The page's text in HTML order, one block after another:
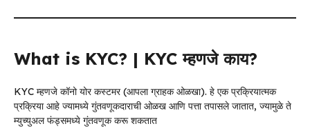
What is KYC? | KYC म्हणजे काय?
KYC म्हणजे कॉनो योर कस्टमर (आपला ग्राहक ओळखा). हे एक प्रक्रियात्मक
प्रक्रिया आहे ज्यामध्ये गुंतवणूकदाराची ओळख आणि पत्ता तपासले जातात, ज्यामुळे ते
म्युच्युअल फंड्समध्ये गुंतवणूक करू शकतात